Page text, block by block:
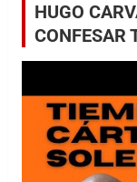
HUGO
CONFESAR